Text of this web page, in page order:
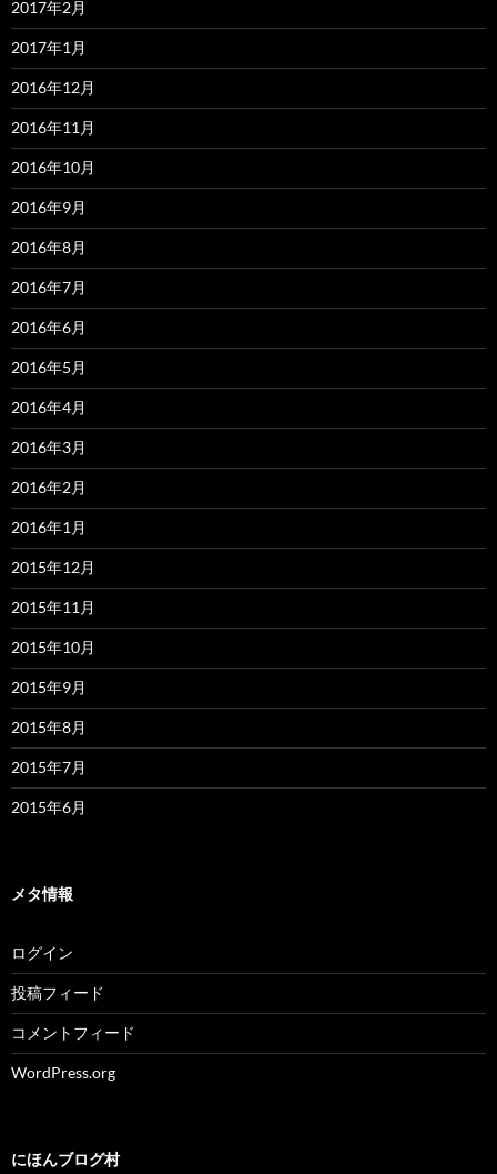
2017年2月
2017年1月
2016年12月
2016年11月
2016年10月
2016年9月
2016年8月
2016年7月
2016年6月
2016年5月
2016年4月
2016年3月
2016年2月
2016年1月
2015年12月
2015年11月
2015年10月
2015年9月
2015年8月
2015年7月
2015年6月
メタ情報
ログイン
投稿フィード
コメントフィード
WordPress.org
にほんブログ村